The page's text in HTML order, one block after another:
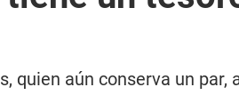
quien aún conserva un par,